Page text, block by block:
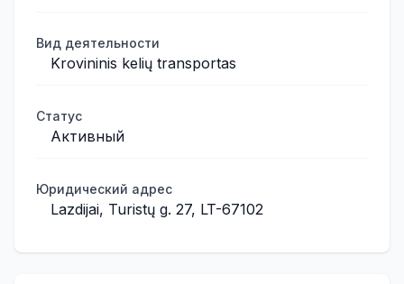
Вид деятельности
Krovininis kelių transportas
Статус
Активный
Юридический адрес
Lazdijai, Turistų g. 27, LT-67102